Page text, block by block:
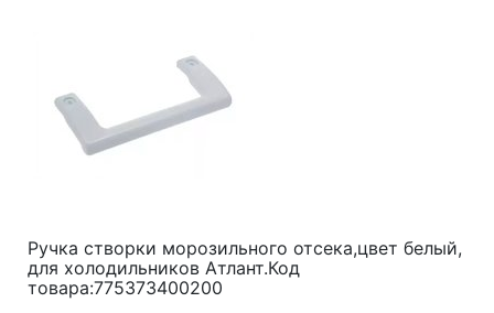
Ручка створки морозильного отсека,цвет белый,
для холодильников Атлант.Код
товара:775373400200